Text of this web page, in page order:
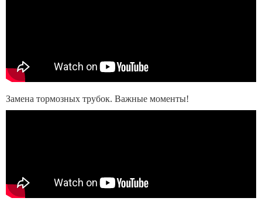
Замена тормозных трубок. Важные моменты!